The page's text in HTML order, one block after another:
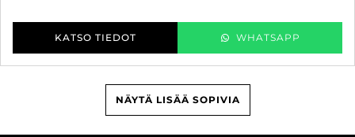
KATSO TIEDOT WHATSAPP
NÄYTÄ LISÄÄ SOPIVIA